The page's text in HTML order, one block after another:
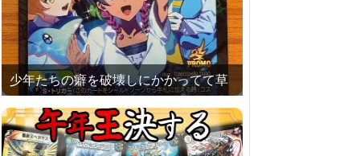
少年たちの癖を破壊しにかかってて草